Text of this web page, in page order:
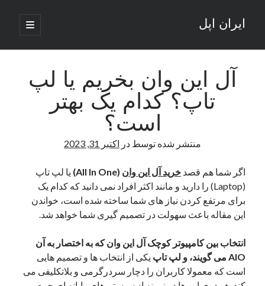
ایران اپل
باز
کردن
اصلی
نوار
کناری
جستجو
نوشته‌های تازه
راه‌های اتصال موبایل و کامپیوتر به یکدیگر: تجربه‌ای یکپارچه و کاربردی
انتقاد کاربران از اتمام زودهنگام بسته‌های اینترنت ایرانسل همزمان با شرایط
ادعای نت‌بلاکس: قطعی اینترنت ایران بیش از 120 ساعت ادامه یافت؛ اتصال
کشور به حدود یک درصد رسید
قطعی اینترنت در ایران از مرز 48 ساعت گذشت!
گوشی HMD Luma با دوربین 50 مگاپیکسل و نمایشگر 120 هرتز رونمایی شد
آخرین دیدگاه‌ها
یک نویسنده دیدگاه وردپرسدرتعمیرات تخصصی فیس آیدی
آل این وان بخریم یا لپ
تاپ؟ کدام یک بهتر
است؟
منتشر شده توسط در اکتبر 31, 2023
اگر شما هم قصدخرید آل این وان (All In One)
یا لپ تاپ
(Laptop) را دارید و مانند اکثر افراد نمی دانید که کدام یک
برای مرتفع کردن نیاز های شما ساخته شده است، خواندن
این مقاله باعث سهولت در تصمیم گیری شما خواهد شد.
انتخاب بین کامپیوتر کوچک آل این وان که به اختصار به آن
AIO می گویند، و لپ تاپ
یکی از انتخاب ها و تصمیم هایی
است که معمولا کاربران را دچار سردرگرمی و بلاتکلیفی می